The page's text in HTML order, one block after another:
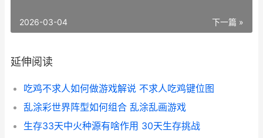
下一篇 »
2026-03-04
延伸阅读
吃鸡不求人如何做游戏解说 不求人吃鸡键位图
乱涂彩世界阵型如何组合 乱涂乱画游戏
生存33天中火种源有啥作用 30天生存挑战